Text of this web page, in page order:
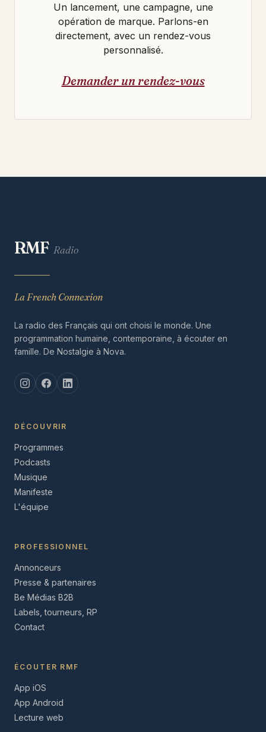
Un lancement, une campagne, une
opération de marque. Parlons-en
directement, avec un rendez-vous
personnalisé.
Demander un rendez-vous
RMF Radio
La French Connexion
La radio des Français qui ont choisi le monde. Une
programmation humaine, contemporaine, à écouter en
famille. De Nostalgie à Nova.
DÉCOUVRIR
Programmes
Podcasts
Musique
Manifeste
L'équipe
PROFESSIONNEL
Annonceurs
Presse & partenaires
Be Médias B2B
Labels, tourneurs, RP
Contact
ÉCOUTER RMF
App iOS
App Android
Lecture web